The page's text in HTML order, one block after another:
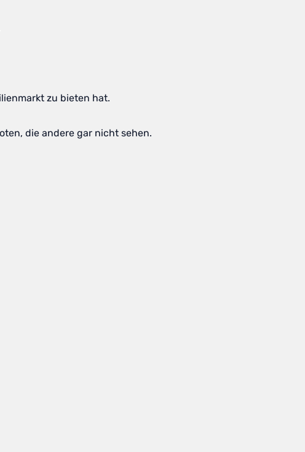
zu bieten hat.
die andere gar nicht sehen.